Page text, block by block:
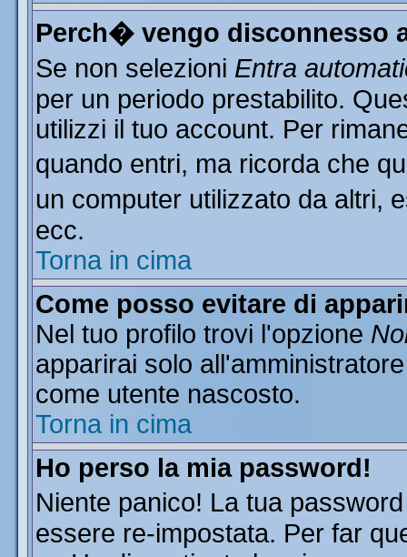
Perch� vengo disconnesso
Se non selezioni Entra
per un periodo prestabilito.
utilizzi il tuo account. Per
quando entri, ma ricorda che
un computer utilizzato da
ecc.
Torna in cima
Come posso evitare di
Nel tuo profilo trovi l'opzione
apparirai solo
come utente nascosto.
Torna in cima
Ho perso la mia password!
Niente panico! La tua
essere re-impostata. Per far